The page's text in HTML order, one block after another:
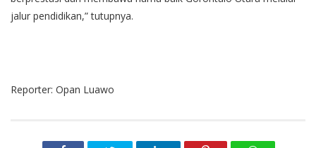
jalur pendidikan,” tutupnya.
Reporter: Opan Luawo